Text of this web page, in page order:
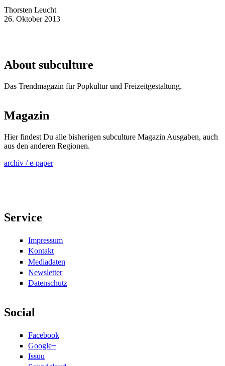
Thorsten Leucht
26. Oktober 2013
About subculture
Das Trendmagazin für Popkultur und Freizeitgestaltung.
Magazin
Hier findest Du alle bisherigen subculture Magazin Ausgaben, auch
aus den anderen Regionen.
archiv / e-paper
Service
Impressum
Kontakt
Mediadaten
Newsletter
Datenschutz
Social
Facebook
Google+
Issuu